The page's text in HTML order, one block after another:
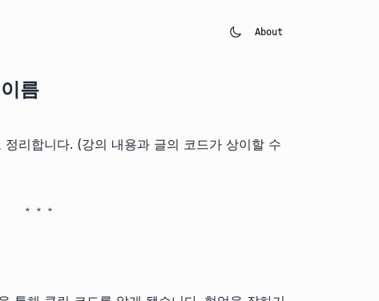
About
름
정리합니다. (강의 내용과 글의 코드가 상이할 수